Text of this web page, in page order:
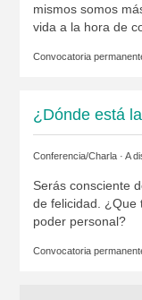
mismos somos
vida a la hora de
Convocatoria
¿Dónde está
Conferencia/Charla · A
Serás consciente
de felicidad. ¿Que
poder personal?
Convocatoria